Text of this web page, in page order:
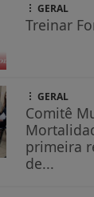
GERAL
Treinar
GERAL
Comitê
primeira
de...